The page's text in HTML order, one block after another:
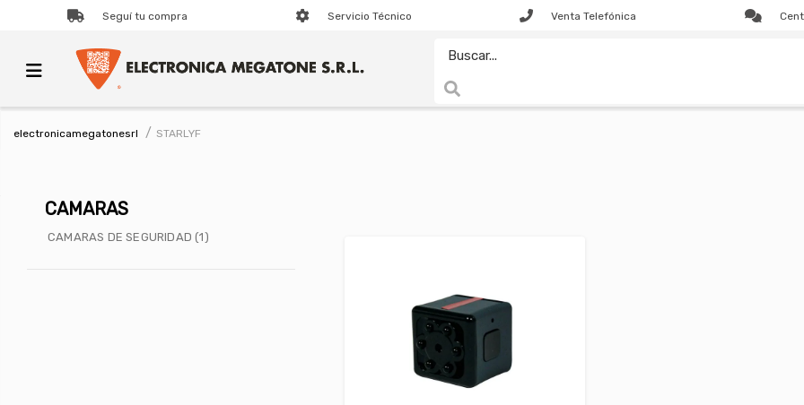
Seguí tu compra Servicio Técnico Venta Telefónica
electronicamegatonesrl STARLYF
CAMARAS
CAMARAS DE SEGURIDAD (1)